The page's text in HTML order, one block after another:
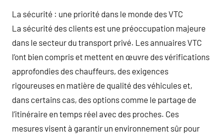
La sécurité : une priorité dans le monde des VTC
La sécurité des clients est une préoccupation majeure
dans le secteur du transport privé. Les annuaires VTC
l’ont bien compris et mettent en œuvre des vérifications
approfondies des chauffeurs, des exigences
rigoureuses en matière de qualité des véhicules et,
dans certains cas, des options comme le partage de
l’itinéraire en temps réel avec des proches. Ces
mesures visent à garantir un environnement sûr pour